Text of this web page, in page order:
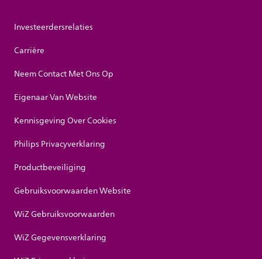
Investeerdersrelaties
Carrière
Neem Contact Met Ons Op
Eigenaar Van Website
Kennisgeving Over Cookies
Philips Privacyverklaring
Productbeveiliging
Gebruiksvoorwaarden Website
WiZ Gebruiksvoorwaarden
WiZ Gegevensverklaring